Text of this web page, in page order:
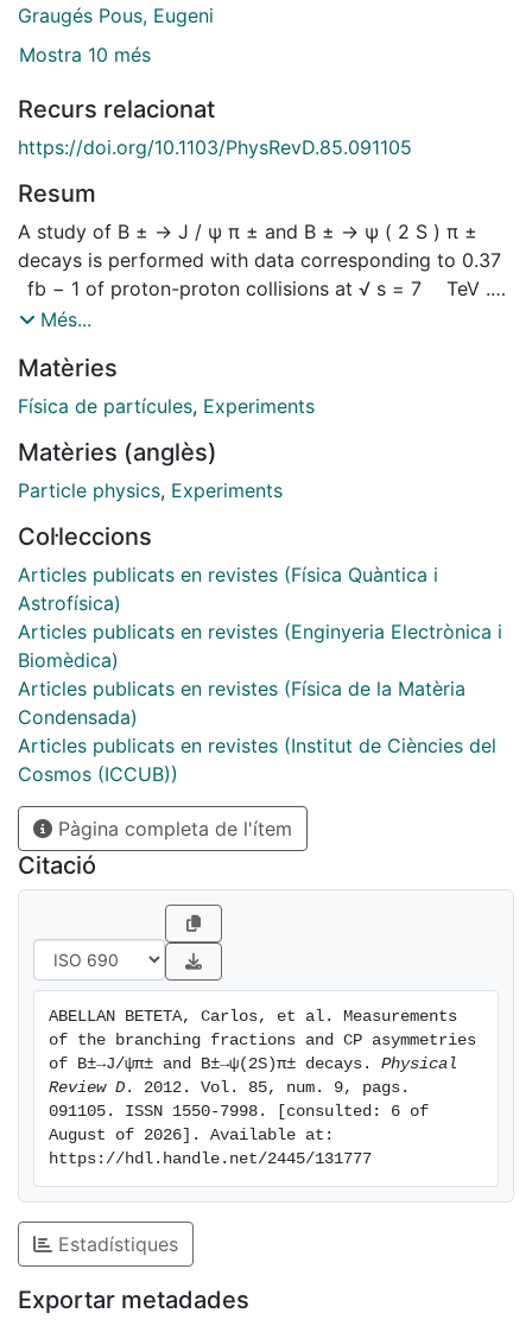
Graugés Pous, Eugeni
Mostra 10 més
Recurs relacionat
https://doi.org/10.1103/PhysRevD.85.091105
Resum
A study of B ± → J / ψ π ± and B ± → ψ ( 2 S ) π ±
decays is performed with data corresponding to 0.37
fb − 1 of proton-proton collisions at √ s = 7 TeV .
Their branching fractions are found to be B ( B ± → J /
ψ ( 2 S ) π ± ) = ( 2.52 ± 0.26 ± 0.15 ) × 10 − 5 , where
the first uncertainty is related to the statistical size of
effects. The measured C P asymmetries in these
modes are A J / ψ π C P = 0.005 ± 0.027 ± 0.011 and
evidence of direct C P violation seen.
Més...
Matèries
Física de partícules, Experiments
Matèries (anglès)
Particle physics, Experiments
Col·leccions
Articles publicats en revistes (Física Quàntica i
Astrofísica)
Articles publicats en revistes (Enginyeria Electrònica i
Biomèdica)
Articles publicats en revistes (Física de la Matèria
Condensada)
Articles publicats en revistes (Institut de Ciències del
Cosmos (ICCUB))
Pàgina completa de l'ítem
Citació
ABELLAN BETETA, Carlos, et al. Measurements
of the branching fractions and CP asymmetries
of B±→J/ψπ± and B±→ψ(2S)π± decays. Physical
Review D . 2012. Vol. 85, num. 9, pags.
091105. ISSN 1550-7998. [consulted: 6 of
August of 2026]. Available at:
https://hdl.handle.net/2445/131777
Estadístiques
Exportar metadades